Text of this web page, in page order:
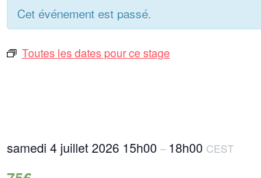
Cet événement est passé.
Toutes les dates pour ce stage
samedi 4 juillet 2026 15h00 – 18h00 CEST